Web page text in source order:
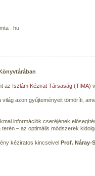
. hu
az Iszlám Kézirat Társaság (TIMA)
azon gyűjteményeit tömöríti,
információk cseréjének
– az optimális módszerek
kéziratos kincseivel Prof. Náray-